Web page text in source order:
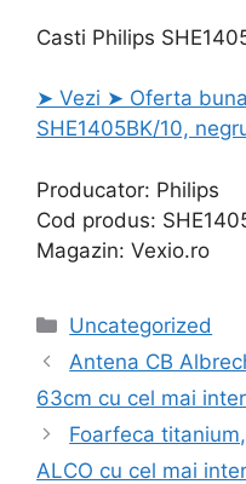
Casti Philips
➤ Vezi ➤ Oferta
SHE1405BK/10,
Producator: Philips
Cod produs:
Magazin: Vexio.ro
Categories
Uncategorized
Antena CB
63cm cu cel mai
Foarfeca
ALCO cu cel mai